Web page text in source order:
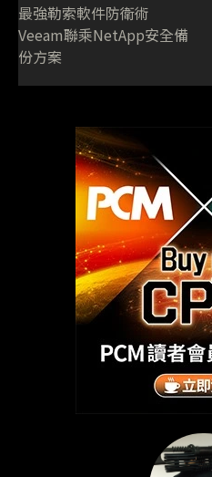
最強勒索軟件防衛術
Veeam聯乘NetApp安全備
份方案